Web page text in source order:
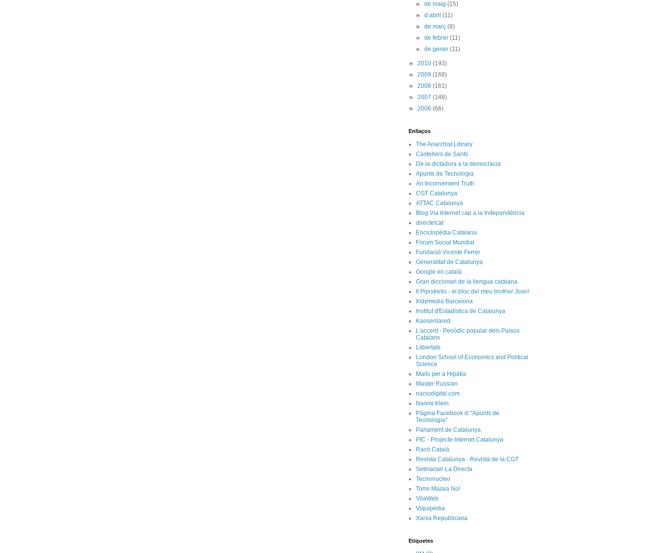
►de maig(15)
►d’abril(11)
►de març(8)
►de febrer(11)
►de gener(11)
► 2010 (193)
► 2009 (168)
► 2008 (161)
► 2007 (146)
► 2006 (66)
Enllaços
The Anarchist Library
Castellers de Sants
De la dictadura a la democràcia
Apunts de Tecnologia
An Inconvenient Truth
CGT Catalunya
ATTAC Catalunya
Blog Via Internet cap a la Independència
directe!cat
Enciclopèdia Catalana
Fòrum Social Mundial
Fundació Vicente Ferrer
Generalitat de Catalunya
Google en català
Gran diccionari de la llengua catalana
Il Pipistrello - el bloc del meu brother Joan!
Indymedia Barcelona
Institut d'Estadística de Catalunya
Kaosenlared
L'accent - Periòdic popular dels Països
Catalans
Llibertats
London School of Economics and Political
Science
Mails per a Hipàtia
Master Russian
naciodigital.com
Naomi Klein
Pàgina Facebook d' "Apunts de
Tecnologia"
Parlament de Catalunya
PIC - Projecte Internet Catalunya
Racó Català
Revista Catalunya - Revista de la CGT
Setmanari La Directa
Tecnonucleo
Torre Malaia No!
VilaWeb
Viquipèdia
Xarxa Republicana
Etiquetes